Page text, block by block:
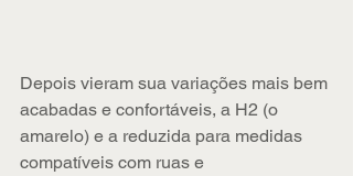
Depois vieram sua variações mais bem
acabadas e confortáveis, a H2 (o
amarelo) e a reduzida para medidas
compatíveis com ruas e